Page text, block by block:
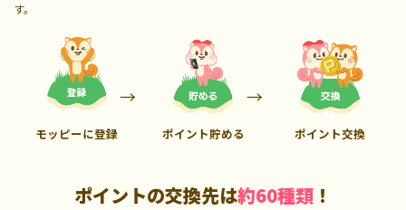
す。
モッピーに登録 ポイント貯める ポイント交換
ポイントの交換先は約60種類 ！